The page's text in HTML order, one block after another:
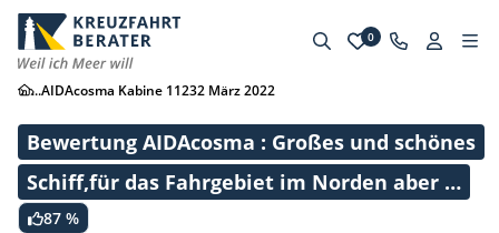
0
...AIDAcosma Kabine 11232 März 2022
Bewertung AIDAcosma : Großes und schönes
Schiff,für das Fahrgebiet im Norden aber …
87 %